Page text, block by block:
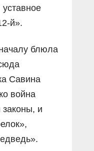
й».
блюла
Савина
война
законы, и